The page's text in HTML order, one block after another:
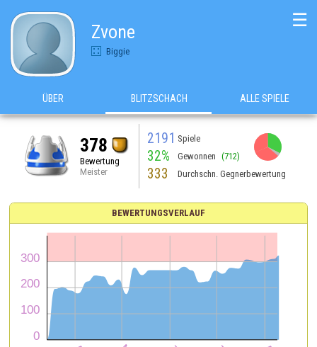
Zvone
Biggie
☰
ÜBER BLITZSCHACH ALLE SPIELE
378
Bewertung
Meister
2191 Spiele
32% Gewonnen (712)
333 Durchschn. Gegnerbewertung
BEWERTUNGSVERLAUF